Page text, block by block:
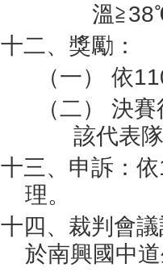
溫
十二、獎勵：
（一） 依
（二） 決
該代表
十三、申訴：
理。
十四、裁判會
於南興國中